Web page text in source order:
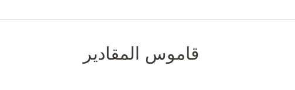
قاموس المقادير